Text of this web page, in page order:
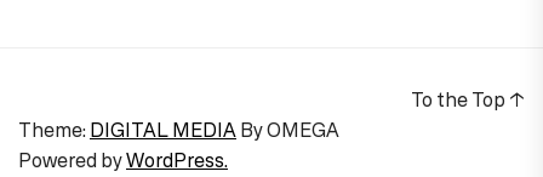
Theme: DIGITAL MEDIAByOMEGA
Powered byWordPress.
To the Top ↑